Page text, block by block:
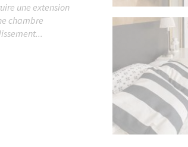
une extension
chambre